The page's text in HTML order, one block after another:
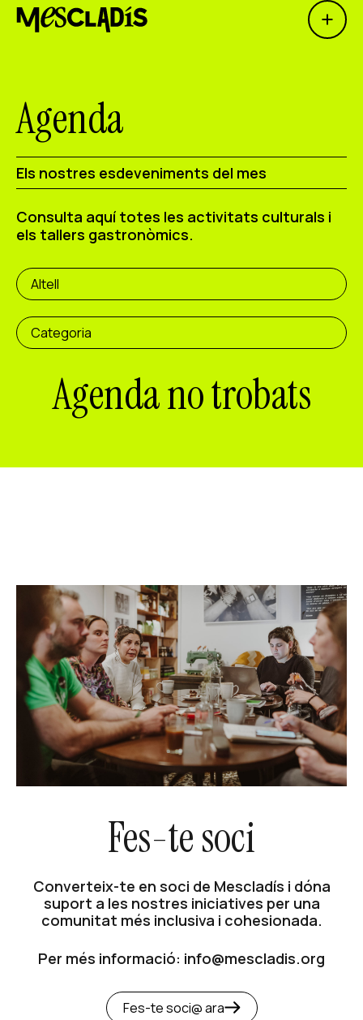
Open
Productora social
Productora d'ocupació
Productora de coneixement
Productora cultural
Agenda
Els nostres tallers
Blog
Contacte
Agenda
Els nostres esdeveniments del mes
Consulta aquí totes les activitats culturals i
els tallers gastronòmics.
Altell
Categoria
Agenda no trobats
Fes-te soci
Converteix-te en soci de Mescladís i dóna
suport a les nostres iniciatives per una
comunitat més inclusiva i cohesionada.
Per més informació: info@mescladis.org
Fes-te soci@ ara